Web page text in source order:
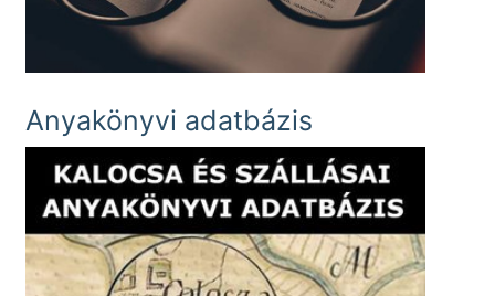
Anyakönyvi adatbázis